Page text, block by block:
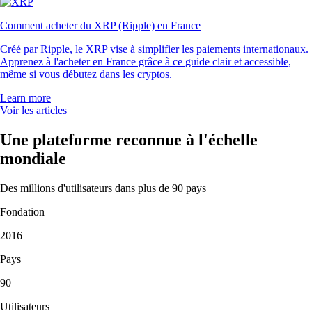
Comment acheter du XRP (Ripple) en France
Créé par Ripple, le XRP vise à simplifier les paiements internationaux.
Apprenez à l'acheter en France grâce à ce guide clair et accessible,
même si vous débutez dans les cryptos.
Learn more
Voir les articles
Une plateforme reconnue à l'échelle
mondiale
Des millions d'utilisateurs dans plus de 90 pays
Fondation
2016
Pays
90
Utilisateurs